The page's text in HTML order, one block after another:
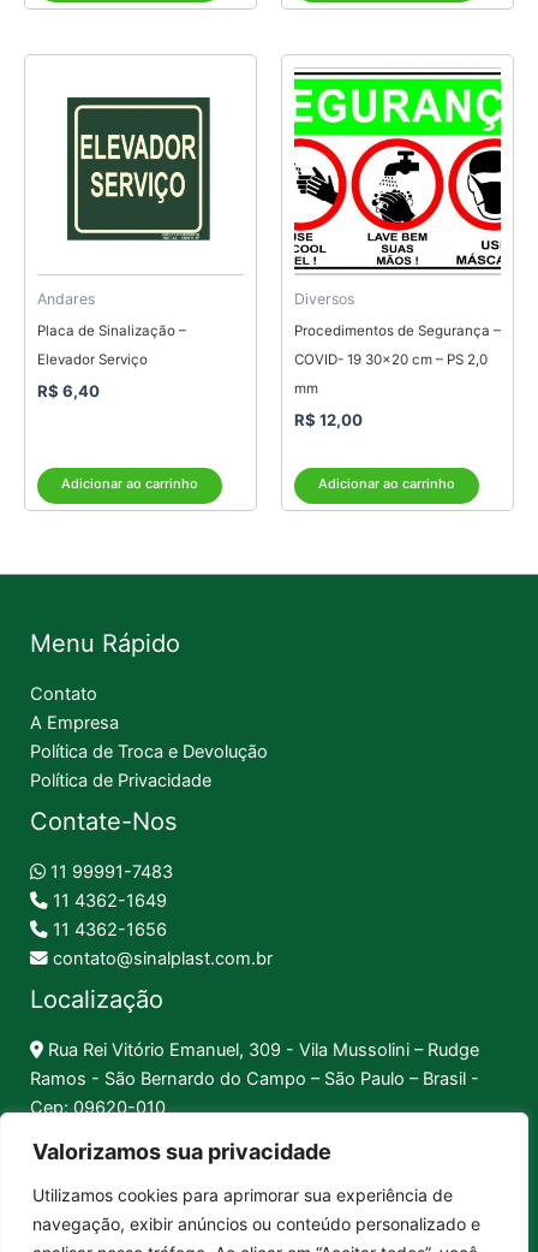
Valorizamos sua privacidade
Utilizamos cookies para aprimorar sua experiência de
navegação, exibir anúncios ou conteúdo personalizado e
Andares
Placa de Sinalização –
Elevador Serviço
R$ 6,40
Adicionar ao carrinho
Diversos
Procedimentos de Segurança –
COVID- 19 30×20 cm – PS 2,0
mm
R$ 12,00
Adicionar ao carrinho
Menu Rápido
Contato
A Empresa
Política de Troca e Devolução
Política de Privacidade
Contate-Nos
11 99991-7483
11 4362-1649
11 4362-1656
contato@sinalplast.com.br
Localização
Rua Rei Vitório Emanuel, 309 - Vila Mussolini – Rudge
Ramos - São Bernardo do Campo – São Paulo – Brasil -
Cep: 09620-010
Pix │ Boleto │ Cartão